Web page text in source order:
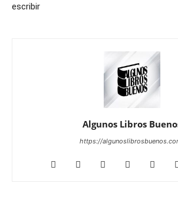
escribir
Algunos Libros
https://